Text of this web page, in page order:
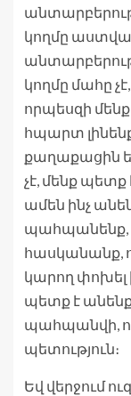
կողմը
կողմը մահը
որպեսզի
հպարտ
քաղաքացին
չէ, մենք
ամեն ինչ
պահպանենք,
հասկանանք,
կարող փոխել
պետք է անենք
պահպանվի,
պետություն։
Եվ վերջում